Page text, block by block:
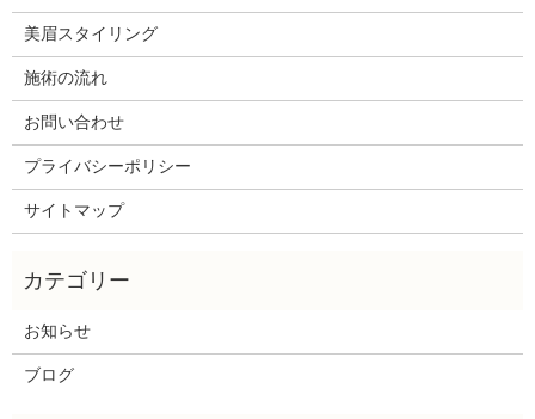
美眉スタイリング
施術の流れ
お問い合わせ
プライバシーポリシー
サイトマップ
お知らせ
ブログ